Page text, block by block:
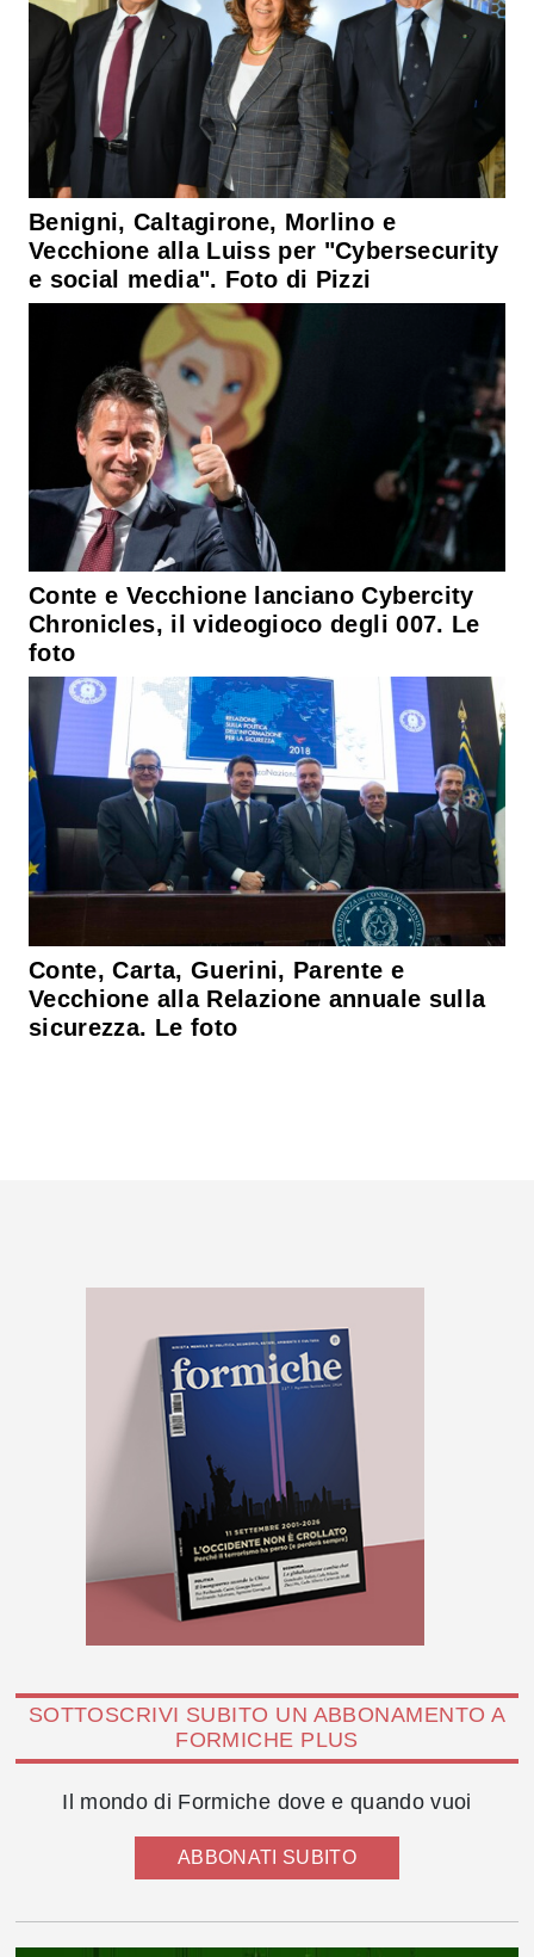
Benigni, Caltagirone, Morlino e
Vecchione alla Luiss per "Cybersecurity
e social media". Foto di Pizzi
Conte e Vecchione lanciano Cybercity
Chronicles, il videogioco degli 007. Le
foto
Conte, Carta, Guerini, Parente e
Vecchione alla Relazione annuale sulla
sicurezza. Le foto
SOTTOSCRIVI SUBITO UN ABBONAMENTO A
FORMICHE PLUS
Il mondo di Formiche dove e quando vuoi
ABBONATI SUBITO